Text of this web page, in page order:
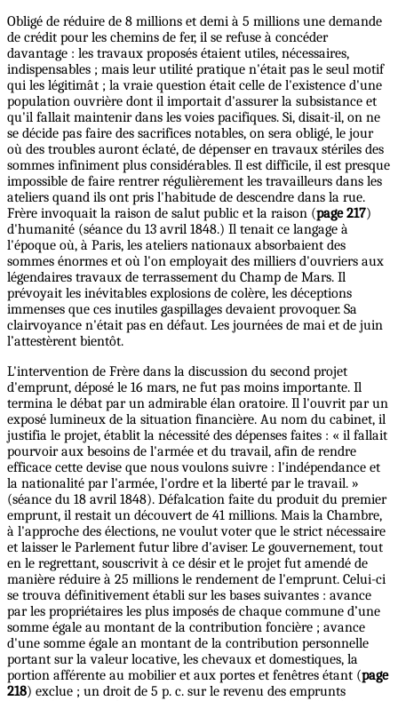
Obligé de réduire de 8 millions et demi à 5 millions une demande
de crédit pour les chemins de fer, il se refuse à concéder
davantage : les travaux proposés étaient utiles, nécessaires,
indispensables ; mais leur utilité pratique n'était pas le seul motif
qui les légitimât ; la vraie question était celle de l'existence d'une
population ouvrière dont il importait d'assurer la subsistance et
qu'il fallait maintenir dans les voies pacifiques. Si, disait-il, on ne
se décide pas faire des sacrifices notables, on sera obligé, le jour
où des troubles auront éclaté, de dépenser en travaux stériles des
sommes infiniment plus considérables. Il est difficile, il est presque
impossible de faire rentrer régulièrement les travailleurs dans les
ateliers quand ils ont pris l'habitude de descendre dans la rue.
Frère invoquait la raison de salut public et la raison (page 217)
d'humanité (séance du 13 avril 1848.) Il tenait ce langage à
l'époque où, à Paris, les ateliers nationaux absorbaient des
sommes énormes et où l'on employait des milliers d'ouvriers aux
légendaires travaux de terrassement du Champ de Mars. Il
prévoyait les inévitables explosions de colère, les déceptions
immenses que ces inutiles gaspillages devaient provoquer. Sa
clairvoyance n'était pas en défaut. Les journées de mai et de juin
l’attestèrent bientôt.
L'intervention de Frère dans la discussion du second projet
d'emprunt, déposé le 16 mars, ne fut pas moins importante. Il
termina le débat par un admirable élan oratoire. Il l'ouvrit par un
exposé lumineux de la situation financière. Au nom du cabinet, il
justifia le projet, établit la nécessité des dépenses faites : « il fallait
pourvoir aux besoins de l'armée et du travail, afin de rendre
efficace cette devise que nous voulons suivre : l'indépendance et
la nationalité par l'armée, l'ordre et la liberté par le travail. »
(séance du 18 avril 1848). Défalcation faite du produit du premier
emprunt, il restait un découvert de 41 millions. Mais la Chambre,
à l'approche des élections, ne voulut voter que le strict nécessaire
et laisser le Parlement futur libre d'aviser. Le gouvernement, tout
en le regrettant, souscrivit à ce désir et le projet fut amendé de
manière réduire à 25 millions le rendement de l'emprunt. Celui-ci
se trouva définitivement établi sur les bases suivantes : avance
par les propriétaires les plus imposés de chaque commune d’une
somme égale au montant de la contribution foncière ; avance
d'une somme égale an montant de la contribution personnelle
portant sur la valeur locative, les chevaux et domestiques, la
portion afférente au mobilier et aux portes et fenêtres étant (page
218) exclue ; un droit de 5 p. c. sur le revenu des emprunts